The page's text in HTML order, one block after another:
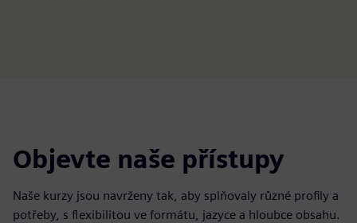
Objevte naše přístupy
Naše kurzy jsou navrženy tak, aby splňovaly různé profily a
potřeby, s flexibilitou ve formátu, jazyce a hloubce obsahu.